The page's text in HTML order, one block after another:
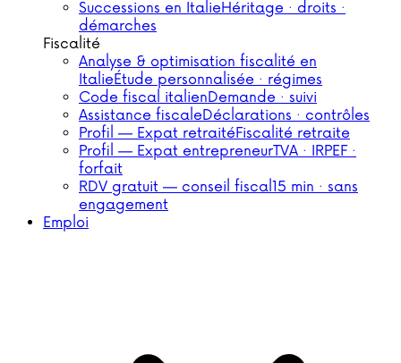
Successions en ItalieHéritage · droits ·
démarches
Fiscalité
Analyse & optimisation fiscalité en
ItalieÉtude personnalisée · régimes
Code fiscal italienDemande · suivi
Assistance fiscaleDéclarations · contrôles
Profil — Expat retraitéFiscalité retraite
Profil — Expat entrepreneurTVA · IRPEF ·
forfait
RDV gratuit — conseil fiscal15 min · sans
engagement
Emploi